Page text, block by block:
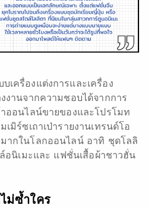
ครื่องแต่งการและเครื่อง
งานจากความชอบได้จากการ
ออนไลน์ขายของและโปรโมท
มิร์ซเถาเป่ารายงานเทรนด์โอ
ากในโลกออนไลน์ อาทิ ชุดโลลิ
อนิเมะและ แฟชั่นเสื้อผ้าชาวฮั่น
ม่ซ้ำใคร